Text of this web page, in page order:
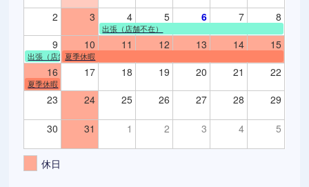
2 3 4 5 6 7 8
出張（店舗不在）
9 10 11 12 13 14 15
出張（店舗不在）
夏季休暇
16 17 18 19 20 21 22
夏季休暇
23 24 25 26 27 28 29
30 31 1 2 3 4 5
休日